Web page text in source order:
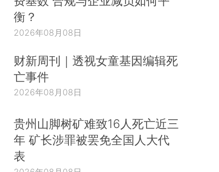
衡？
2026年08月08日
财新周刊｜透视女童基因编辑死
亡事件
2026年08月08日
贵州山脚树矿难致16人死亡近三
年 矿长涉罪被罢免全国人大代
表